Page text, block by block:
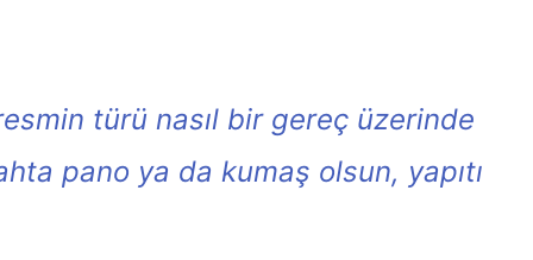
türü nasıl bir gereç üzerinde
pano ya da kumaş olsun, yapıtı